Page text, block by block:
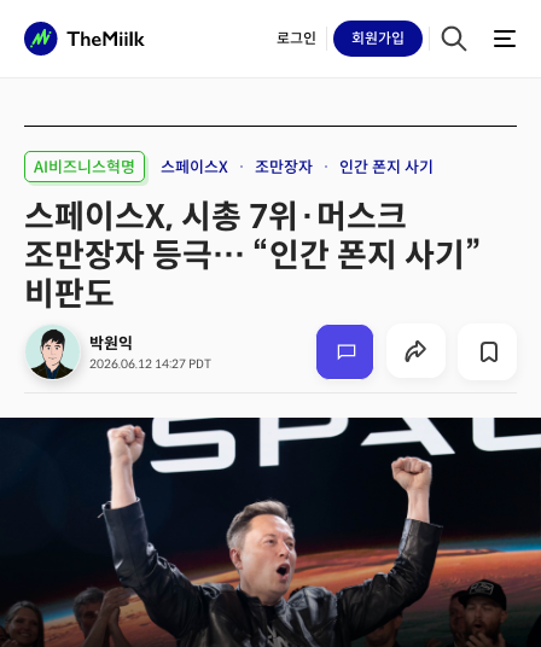
로그인 회원가입
AI비즈니스혁명 스페이스X 조만장자 인간 폰지 사기
스페이스X, 시총 7위·머스크
조만장자 등극… “인간 폰지 사기”
비판도
박원익
2026.06.12 14:27 PDT